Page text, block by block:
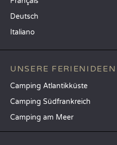
Deutsch
Italiano
UNSERE FERIENIDEEN
Camping Atlantikküste
Camping Südfrankreich
Camping am Meer